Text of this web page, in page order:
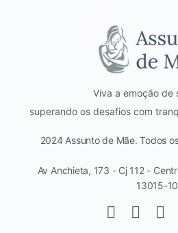
Viva a emoção de
superando os desafios com
2024 Assunto de Mãe. Todos
Av Anchieta, 173 - Cj 112 -
13015-